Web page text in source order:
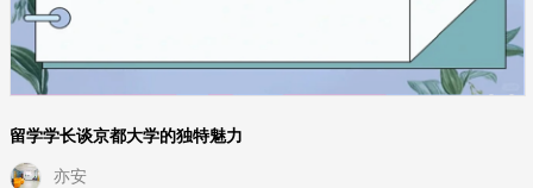
留学学长谈京都大学的独特魅力
亦安